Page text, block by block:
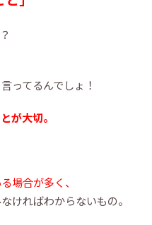
ってるんでしょ！
が大切。
場合が多く、
ければわからないもの。